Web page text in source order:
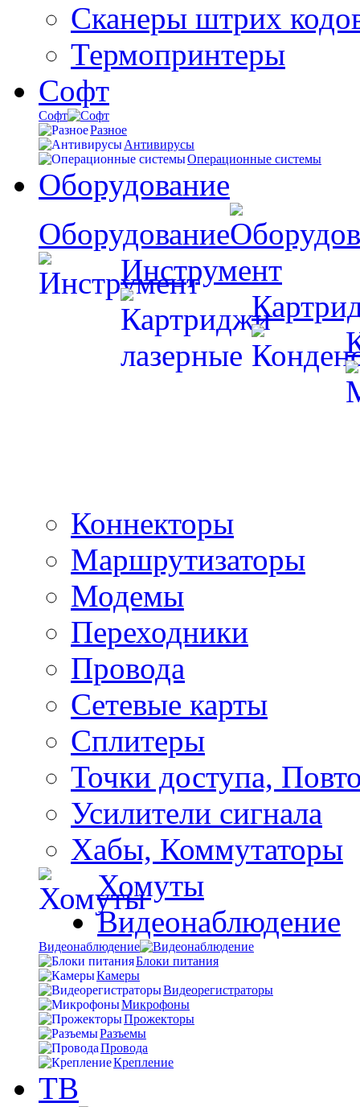
Сканеры штрих
Термопринтеры
Софт
Софт
Разное
Антивирусы
Операционные системы
Оборудование
Оборудование
Инструмент
Коннекторы
Маршрутизаторы
Модемы
Переходники
Провода
Сетевые карты
Сплитеры
Точки доступа,
Усилители сигнала
Хабы, Коммутаторы
Хомуты
Видеонаблюдение
Видеонаблюдение
Блоки питания
Камеры
Видеорегистраторы
Микрофоны
Прожекторы
Разъемы
Провода
Крепление
ТВ